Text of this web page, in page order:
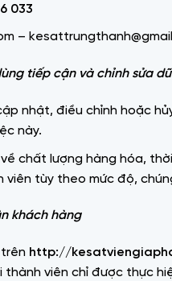
033
–
tiếp cận và chỉnh sửa
nhật, điều chỉnh hoặc
này.
chất lượng hàng hóa,
viên tùy theo mức độ,
khách hàng
http://
viên chỉ được thực